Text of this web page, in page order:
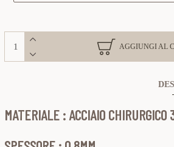
AGGIUNGI AL
MATERIALE : ACCIAIO CHIRURGICO